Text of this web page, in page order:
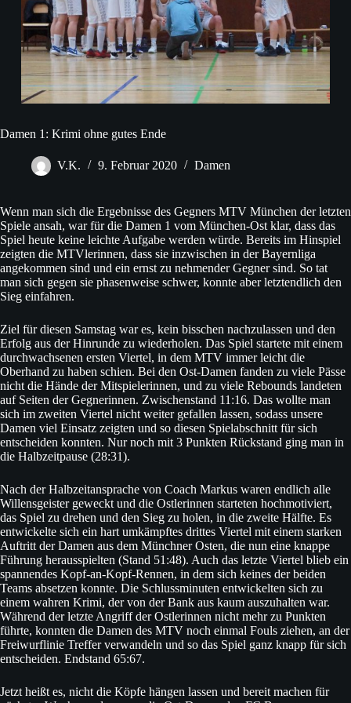
Damen 1: Krimi ohne gutes Ende
V.K. 9. Februar 2020 Damen
Wenn man sich die Ergebnisse des Gegners MTV München der letzten
Spiele ansah, war für die Damen 1 vom München-Ost klar, dass das
Spiel heute keine leichte Aufgabe werden würde. Bereits im Hinspiel
zeigten die MTVlerinnen, dass sie inzwischen in der Bayernliga
angekommen sind und ein ernst zu nehmender Gegner sind. So tat
man sich gegen sie phasenweise schwer, konnte aber letztendlich den
Sieg einfahren.
Ziel für diesen Samstag war es, kein bisschen nachzulassen und den
Erfolg aus der Hinrunde zu wiederholen. Das Spiel startete mit einem
durchwachsenen ersten Viertel, in dem MTV immer leicht die
Oberhand zu haben schien. Bei den Ost-Damen fanden zu viele Pässe
nicht die Hände der Mitspielerinnen, und zu viele Rebounds landeten
auf Seiten der Gegnerinnen. Zwischenstand 11:16. Das wollte man
sich im zweiten Viertel nicht weiter gefallen lassen, sodass unsere
Damen viel Einsatz zeigten und so diesen Spielabschnitt für sich
entscheiden konnten. Nur noch mit 3 Punkten Rückstand ging man in
die Halbzeitpause (28:31).
Nach der Halbzeitansprache von Coach Markus waren endlich alle
Willensgeister geweckt und die Ostlerinnen starteten hochmotiviert,
das Spiel zu drehen und den Sieg zu holen, in die zweite Hälfte. Es
entwickelte sich ein hart umkämpftes drittes Viertel mit einem starken
Auftritt der Damen aus dem Münchner Osten, die nun eine knappe
Führung herausspielten (Stand 51:48). Auch das letzte Viertel blieb ein
spannendes Kopf-an-Kopf-Rennen, in dem sich keines der beiden
Teams absetzen konnte. Die Schlussminuten entwickelten sich zu
einem wahren Krimi, der von der Bank aus kaum auszuhalten war.
Während der letzte Angriff der Ostlerinnen nicht mehr zu Punkten
führte, konnten die Damen des MTV noch einmal Fouls ziehen, an der
Freiwurflinie Treffer verwandeln und so das Spiel ganz knapp für sich
entscheiden. Endstand 65:67.
Jetzt heißt es, nicht die Köpfe hängen lassen und bereit machen für